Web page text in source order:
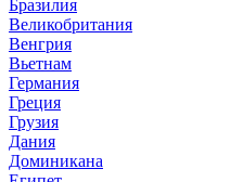
Бразилия
Великобритания
Венгрия
Вьетнам
Германия
Греция
Грузия
Дания
Доминикана